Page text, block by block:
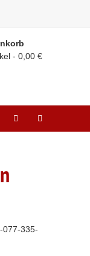
0,00 €
077-335-